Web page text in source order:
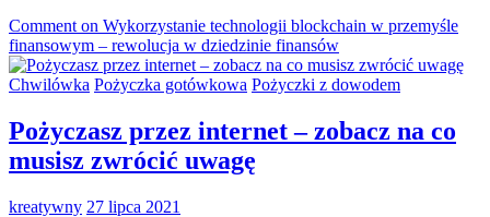
Comment on Wykorzystanie technologii blockchain w przemyśle
finansowym – rewolucja w dziedzinie finansów
Chwilówka Pożyczka gotówkowa Pożyczki z dowodem
Pożyczasz przez internet – zobacz na co
musisz zwrócić uwagę
kreatywny 27 lipca 2021